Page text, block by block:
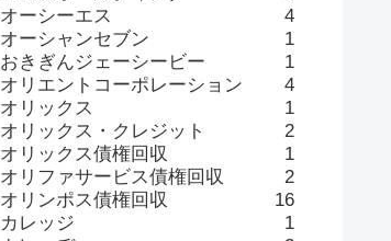
オーシーエス
4
オーシャンセブン
1
おきぎんジェーシービー
1
オリエントコーポレーション
4
オリックス
1
オリックス・クレジット
2
オリックス債権回収
1
オリファサービス債権回収
2
オリンポス債権回収
16
カレッジ
1